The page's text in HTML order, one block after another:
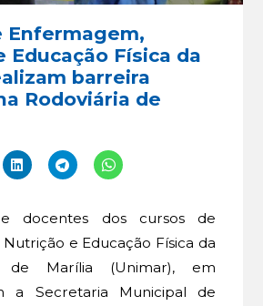
Enfermagem,
Educação Física da
barreira
Rodoviária de
e docentes dos cursos de
e Educação Física da
de Marília (Unimar), em
a Secretaria Municipal de